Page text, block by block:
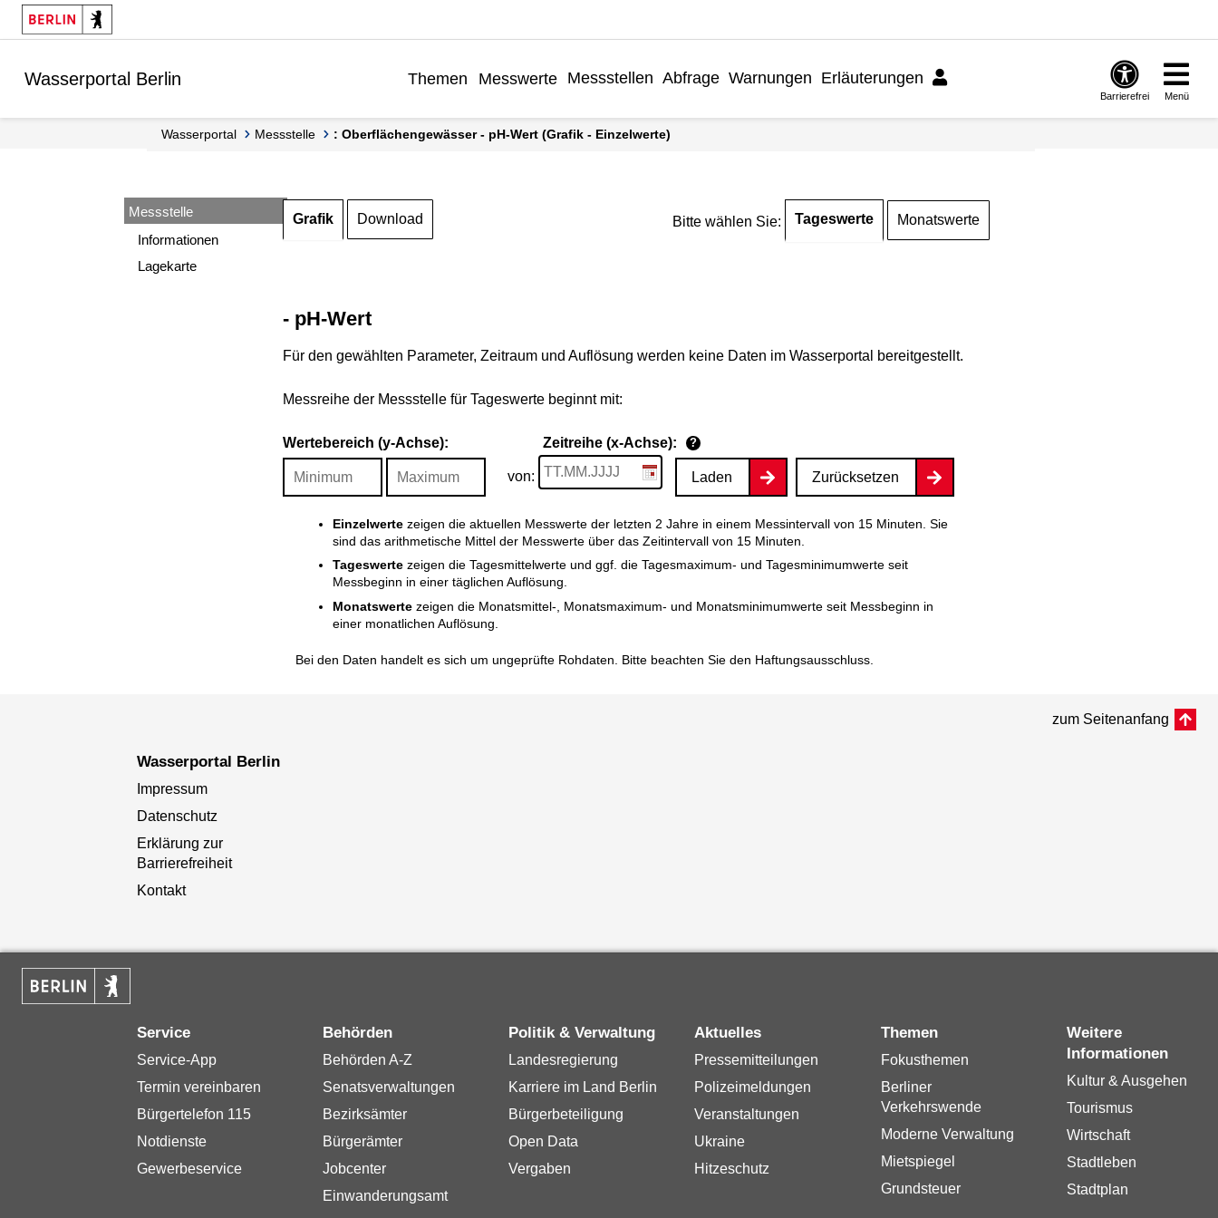
Springe zur Navigation
Springe zum Inhalt
Wasserportal Berlin Themen Messwerte Messstellen Abfrage Warnungen Erläuterungen
Barrierefrei Menü
Wasserportal Messstelle : Oberflächengewässer - pH-Wert (Grafik - Einzelwerte)
Messstelle
Informationen
Lagekarte
Grafik Download Bitte wählen Sie: Tageswerte Monatswerte
- pH-Wert
Für den gewählten Parameter, Zeitraum und Auflösung werden keine Daten im Wasserportal bereitgestellt.
Messreihe der Messstelle für Tageswerte beginnt mit:
Wertebereich (y-Achse): Zeitreihe (x-Achse): ?
von: Laden Zurücksetzen
Einzelwertezeigen die aktuellen Messwerte der letzten 2 Jahre in einem Messintervall von 15 Minuten. Sie
sind das arithmetische Mittel der Messwerte über das Zeitintervall von 15 Minuten.
Tageswertezeigen die Tagesmittelwerte und ggf. die Tagesmaximum- und Tagesminimumwerte seit
Messbeginn in einer täglichen Auflösung.
Monatswertezeigen die Monatsmittel-, Monatsmaximum- und Monatsminimumwerte seit Messbeginn in
einer monatlichen Auflösung.
Bei den Daten handelt es sich um ungeprüfte Rohdaten. Bitte beachten Sie den Haftungsausschluss.
zum Seitenanfang
Wasserportal Berlin
Impressum
Datenschutz
Erklärung zur
Barrierefreiheit
Kontakt
Service
Service-App
Termin vereinbaren
Bürgertelefon 115
Notdienste
Gewerbeservice
Behörden
Behörden A-Z
Senatsverwaltungen
Bezirksämter
Bürgerämter
Jobcenter
Einwanderungsamt
Politik & Verwaltung
Landesregierung
Karriere im Land Berlin
Bürgerbeteiligung
Open Data
Vergaben
Aktuelles
Pressemitteilungen
Polizeimeldungen
Veranstaltungen
Ukraine
Hitzeschutz
Themen
Fokusthemen
Berliner
Verkehrswende
Moderne Verwaltung
Mietspiegel
Grundsteuer
Weitere
Informationen
Kultur & Ausgehen
Tourismus
Wirtschaft
Stadtleben
Stadtplan